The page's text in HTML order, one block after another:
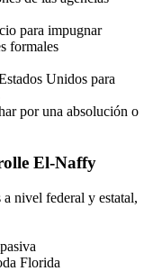
para impugnar
formales
Unidos para
por una absolución o
El-Naffy
nivel federal y estatal,
Florida